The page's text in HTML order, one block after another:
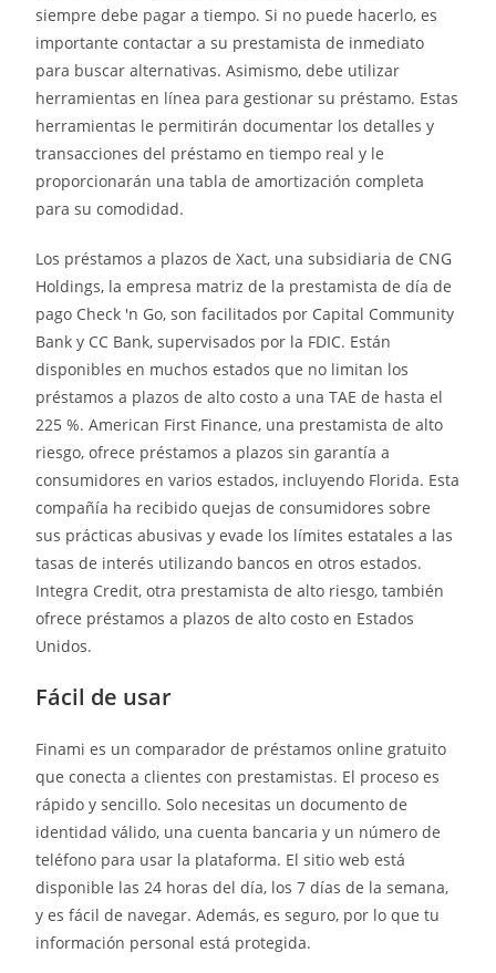
siempre debe pagar a tiempo. Si no puede hacerlo, es
importante contactar a su prestamista de inmediato
para buscar alternativas. Asimismo, debe utilizar
herramientas en línea para gestionar su préstamo. Estas
herramientas le permitirán documentar los detalles y
transacciones del préstamo en tiempo real y le
proporcionarán una tabla de amortización completa
para su comodidad.
Los préstamos a plazos de Xact, una subsidiaria de CNG
Holdings, la empresa matriz de la prestamista de día de
pago Check 'n Go, son facilitados por Capital Community
Bank y CC Bank, supervisados ​​por la FDIC. Están
disponibles en muchos estados que no limitan los
préstamos a plazos de alto costo a una TAE de hasta el
225 %. American First Finance, una prestamista de alto
riesgo, ofrece préstamos a plazos sin garantía a
consumidores en varios estados, incluyendo Florida. Esta
compañía ha recibido quejas de consumidores sobre
sus prácticas abusivas y evade los límites estatales a las
tasas de interés utilizando bancos en otros estados.
Integra Credit, otra prestamista de alto riesgo, también
ofrece préstamos a plazos de alto costo en Estados
Unidos.
Fácil de usar
Finami es un comparador de préstamos online gratuito
que conecta a clientes con prestamistas. El proceso es
rápido y sencillo. Solo necesitas un documento de
identidad válido, una cuenta bancaria y un número de
teléfono para usar la plataforma. El sitio web está
disponible las 24 horas del día, los 7 días de la semana,
y es fácil de navegar. Además, es seguro, por lo que tu
información personal está protegida.